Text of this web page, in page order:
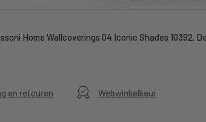
Home Wallcoverings 04 Iconic Shades 10392.
en retouren Webwinkelkeur